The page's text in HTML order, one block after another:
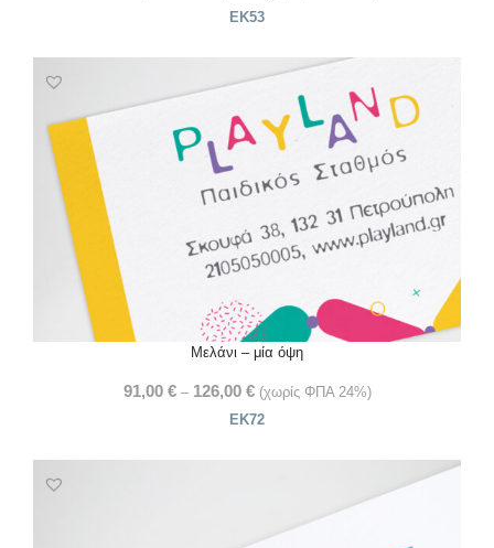
ΕΚ53
Μελάνι – μία όψη
91,00 € – 126,00 € (χωρίς ΦΠΑ 24%)
ΕΚ72